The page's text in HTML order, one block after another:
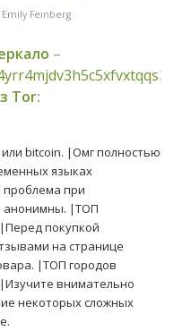
Emily Feinberg
–
Tor:
bitcoin. |Омг полностью
языках
при
анонимны. |ТОП
покупкой
на странице
|ТОП городов
внимательно
некоторых сложных